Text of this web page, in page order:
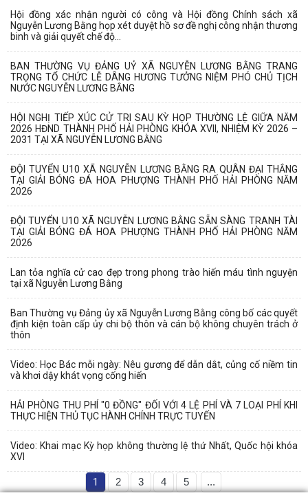
Hội đồng xác nhận người có công và Hội đồng Chính sách xã
Nguyễn Lương Bằng họp xét duyệt hồ sơ đề nghị công nhận thương
binh và giải quyết chế độ...
BAN THƯỜNG VỤ ĐẢNG UỶ XÃ NGUYỄN LƯƠNG BẰNG TRANG
TRỌNG TỔ CHỨC LỄ DÂNG HƯƠNG TƯỞNG NIỆM PHÓ CHỦ TỊCH
NƯỚC NGUYỄN LƯƠNG BẰNG
HỘI NGHỊ TIẾP XÚC CỬ TRI SAU KỲ HỌP THƯỜNG LỆ GIỮA NĂM
2026 HĐND THÀNH PHỐ HẢI PHÒNG KHÓA XVII, NHIỆM KỲ 2026 –
2031 TẠI XÃ NGUYỄN LƯƠNG BẰNG
ĐỘI TUYỂN U10 XÃ NGUYỄN LƯƠNG BẰNG RA QUÂN ĐẠI THẮNG
TẠI GIẢI BÓNG ĐÁ HOA PHƯỢNG THÀNH PHỐ HẢI PHÒNG NĂM
2026
ĐỘI TUYỂN U10 XÃ NGUYỄN LƯƠNG BẰNG SẴN SÀNG TRANH TÀI
TẠI GIẢI BÓNG ĐÁ HOA PHƯỢNG THÀNH PHỐ HẢI PHÒNG NĂM
2026
Lan tỏa nghĩa cử cao đẹp trong phong trào hiến máu tình nguyện
tại xã Nguyễn Lương Bằng
Ban Thường vụ Đảng ủy xã Nguyễn Lương Bằng công bố các quyết
định kiện toàn cấp ủy chi bộ thôn và cán bộ không chuyên trách ở
thôn
Video: Học Bác mỗi ngày: Nêu gương để dẫn dắt, củng cố niềm tin
và khơi dậy khát vọng cống hiến
HẢI PHÒNG THU PHÍ "0 ĐỒNG" ĐỐI VỚI 4 LỆ PHÍ VÀ 7 LOẠI PHÍ KHI
THỰC HIỆN THỦ TỤC HÀNH CHÍNH TRỰC TUYẾN
Video: Khai mạc Kỳ họp không thường lệ thứ Nhất, Quốc hội khóa
XVI
1 2 3 4 5 ...